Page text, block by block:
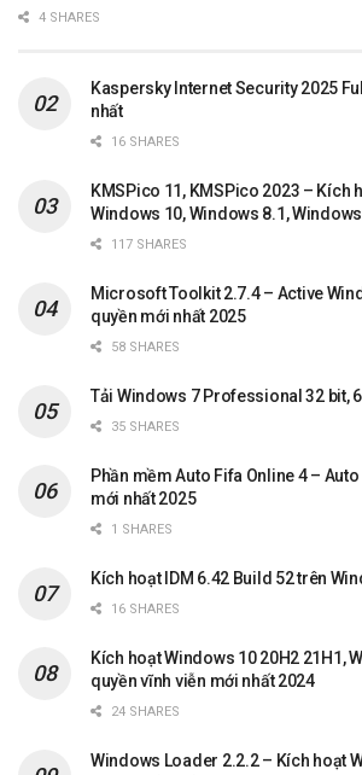
4 SHARES
Kaspersky Internet Security 2025
nhất
16 SHARES
KMSPico 11, KMSPico 2023 – Kích
Windows 10, Windows 8.1,
117 SHARES
Microsoft Toolkit 2.7.4 – Active
quyền mới nhất 2025
58 SHARES
Tải Windows 7 Professional 32 bit,
35 SHARES
Phần mềm Auto Fifa Online 4 – Auto
mới nhất 2025
1 SHARES
Kích hoạt IDM 6.42 Build 52 trên
16 SHARES
Kích hoạt Windows 10 20H2 21H1,
quyền vĩnh viễn mới nhất 2024
24 SHARES
Windows Loader 2.2.2 – Kích hoạt